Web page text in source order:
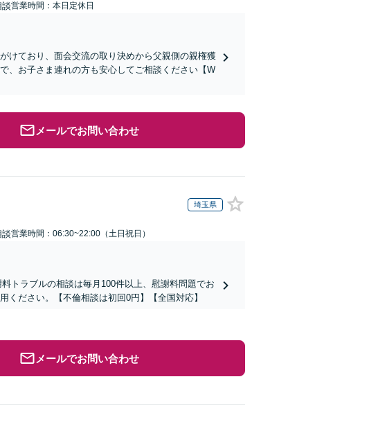
営業時間：本日定休日
けており、面会交流の取り決めから父親側の親権獲
、お子さま連れの方も安心してご相談ください【W
メールでお問い合わせ
埼玉県
営業時間：06:30~22:00（土日祝日）
トラブルの相談は毎月100件以上、慰謝料問題でお
ください。【不倫相談は初回0円】【全国対応】
メールでお問い合わせ